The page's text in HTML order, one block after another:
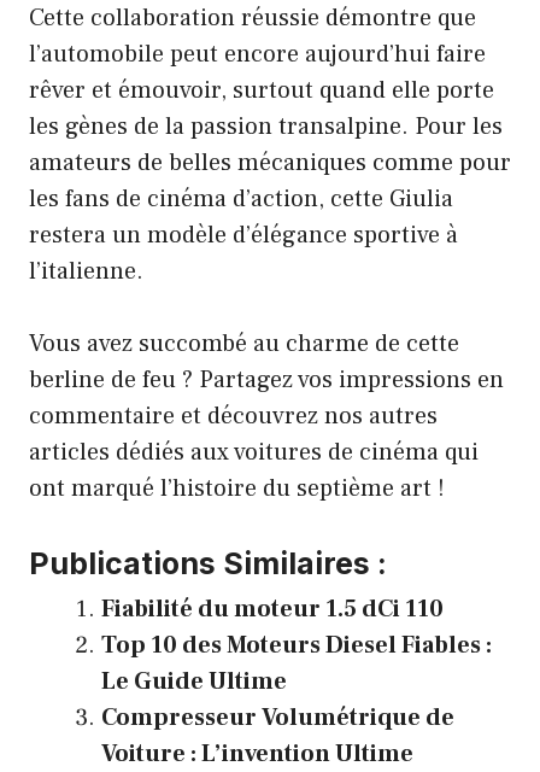
Cette collaboration réussie démontre que
l’automobile peut encore aujourd’hui faire
rêver et émouvoir, surtout quand elle porte
les gènes de la passion transalpine. Pour les
amateurs de belles mécaniques comme pour
les fans de cinéma d’action, cette Giulia
restera un modèle d’élégance sportive à
l’italienne.
Vous avez succombé au charme de cette
berline de feu ? Partagez vos impressions en
commentaire et découvrez nos autres
articles dédiés aux voitures de cinéma qui
ont marqué l’histoire du septième art !
Publications Similaires :
Fiabilité du moteur 1.5 dCi 110
Top 10 des Moteurs Diesel Fiables :
Le Guide Ultime
Compresseur Volumétrique de
Voiture : L’invention Ultime